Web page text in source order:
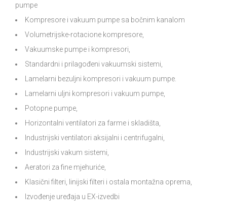
pumpe
Kompresore i vakuum pumpe sa bočnim kanalom
Volumetrijske-rotacione kompresore,
Vakuumske pumpe i kompresori,
Standardni i prilagođeni vakuumski sistemi,
Lamelarni bezuljni kompresori i vakuum pumpe.
Lamelarni uljni kompresori i vakuum pumpe,
Potopne pumpe,
Horizontalni ventilatori za farme i skladišta,
Industrijski ventilatori aksijalni i centrifugalni,
Industrijski vakum sistemi,
Aeratori za fine mjehuriće,
Klasični filteri, linijski filteri i ostala montažna oprema,
Izvođenje uređaja u EX-izvedbi